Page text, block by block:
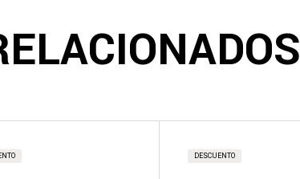
DESCUENTO